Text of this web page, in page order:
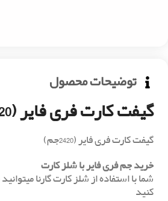
توضیحات محصول
گیفت کارت فری فایر (2420جم)
گیفت کارت فری فایر (2420جم)
خرید جم فری فایر با شلز کارت
شما با استفاده از شلز کارت گارنا
کنید